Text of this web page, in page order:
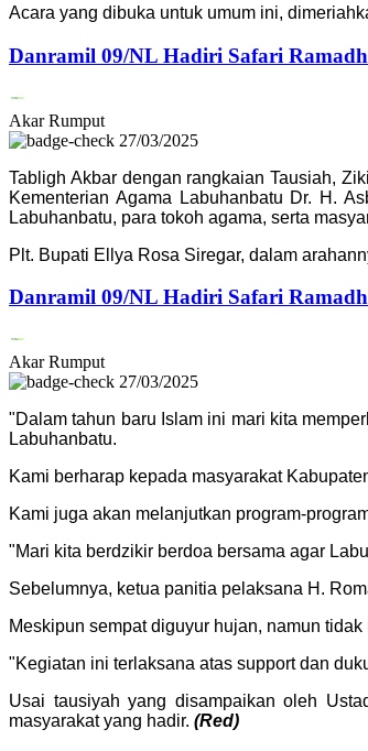
Acara yang dibuka untuk umum ini,
Danramil 09/NL Hadiri Safari
Akar Rumput
27/03/2025
Tabligh Akbar dengan rangkaian Tausiah,
Kementerian Agama Labuhanbatu Dr. H.
Labuhanbatu, para tokoh agama, serta
Plt. Bupati Ellya Rosa Siregar, dalam
Danramil 09/NL Hadiri Safari
Akar Rumput
27/03/2025
"Dalam tahun baru Islam ini mari kita
Labuhanbatu.
Kami berharap kepada masyarakat
Kami juga akan melanjutkan program-
"Mari kita berdzikir berdoa bersama agar
Sebelumnya, ketua panitia pelaksana H.
Meskipun sempat diguyur hujan, namun
"Kegiatan ini terlaksana atas support dan
Usai tausiyah yang disampaikan oleh
masyarakat yang hadir. (Red)